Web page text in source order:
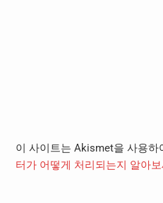
이 사이트는 Akismet을 사용하
터가 어떻게 처리되는지 알아